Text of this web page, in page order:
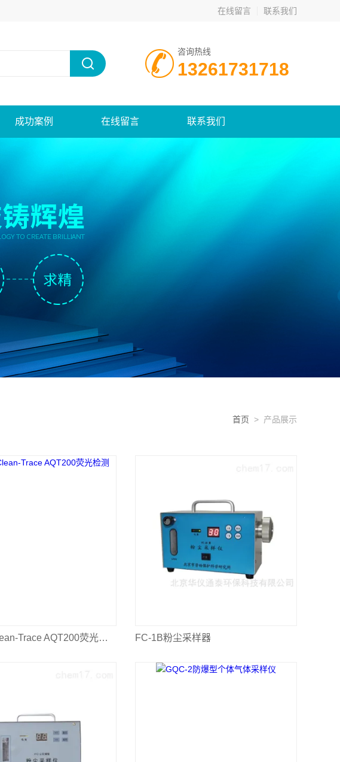
在线留言 联系我们
咨询热线
13261731718
成功案例 在线留言 联系我们
首页 > 产品展示
美国3M Clean-Trace AQT200荧光检测仪 FC-1B粉尘采样器